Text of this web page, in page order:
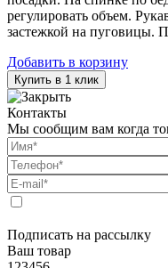
регулировать объем.
застежкой на пуговицы.
Добавить в корзину
Купить в 1 клик
Контакты
Мы сообщим вам когда
Подписать на рассылку
Ваш товар